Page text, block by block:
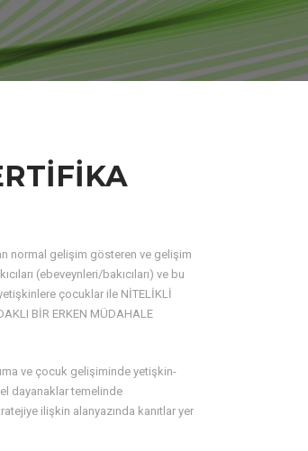
normal gelişim gösteren ve gelişim
(ebeveynleri/bakıcıları) ve bu
çocuklar ile NİTELİKLİ
BİR ERKEN MÜDAHALE
ve çocuk gelişiminde yetişkin-
dayanaklar temelinde
ilişkin alanyazında kanıtlar yer